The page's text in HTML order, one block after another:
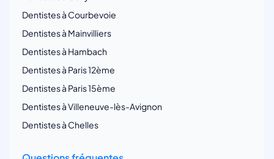
Dentistes à Courbevoie
Dentistes à Mainvilliers
Dentistes à Hambach
Dentistes à Paris 12ème
Dentistes à Paris 15ème
Dentistes à Villeneuve-lès-Avignon
Dentistes à Chelles